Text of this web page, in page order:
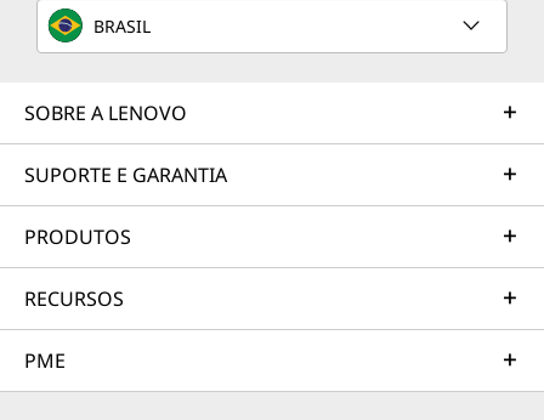
BRASIL
SOBRE A LENOVO
SUPORTE E GARANTIA
PRODUTOS
RECURSOS
PME